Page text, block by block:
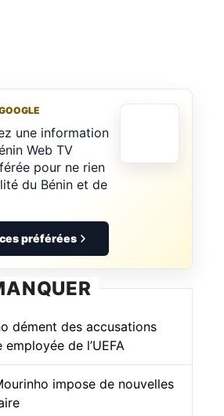
une information
Web TV
pour ne rien
du Bénin et de
préférées
dément des accusations
de l’UEFA
impose de nouvelles